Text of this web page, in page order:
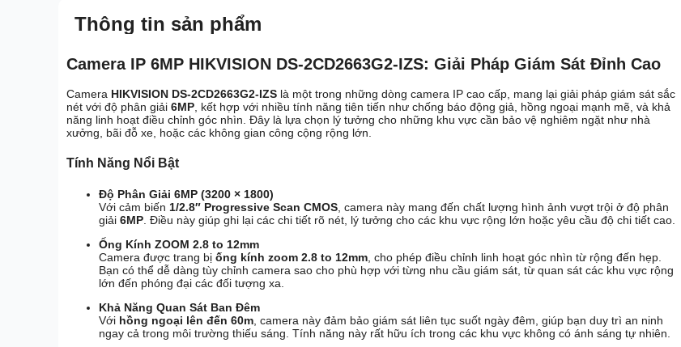
Thông tin sản phẩm
Camera IP 6MP HIKVISION DS-2CD2663G2-IZS: Giải Pháp Giám Sát Đỉnh Cao
Camera HIKVISION DS-2CD2663G2-IZS là một trong những dòng camera IP cao cấp, mang lại giải pháp giám sát sắc
nét với độ phân giải 6MP , kết hợp với nhiều tính năng tiên tiến như chống báo động giả, hồng ngoại mạnh mẽ, và khả
năng linh hoạt điều chỉnh góc nhìn. Đây là lựa chọn lý tưởng cho những khu vực cần bảo vệ nghiêm ngặt như nhà
xưởng, bãi đỗ xe, hoặc các không gian công cộng rộng lớn.
Tính Năng Nổi Bật
Độ Phân Giải 6MP (3200 × 1800)
Với cảm biến 1/2.8″ Progressive Scan CMOS, camera này mang đến chất lượng hình ảnh vượt trội ở độ phân
giải 6MP. Điều này giúp ghi lại các chi tiết rõ nét, lý tưởng cho các khu vực rộng lớn hoặc yêu cầu độ chi tiết cao.
Ống Kính ZOOM 2.8 to 12mm
Camera được trang bị ống kính zoom 2.8 to 12mm, cho phép điều chỉnh linh hoạt góc nhìn từ rộng đến hẹp.
Bạn có thể dễ dàng tùy chỉnh camera sao cho phù hợp với từng nhu cầu giám sát, từ quan sát các khu vực rộng
lớn đến phóng đại các đối tượng xa.
Khả Năng Quan Sát Ban Đêm
Với hồng ngoại lên đến 60m, camera này đảm bảo giám sát liên tục suốt ngày đêm, giúp bạn duy trì an ninh
ngay cả trong môi trường thiếu sáng. Tính năng này rất hữu ích trong các khu vực không có ánh sáng tự nhiên.